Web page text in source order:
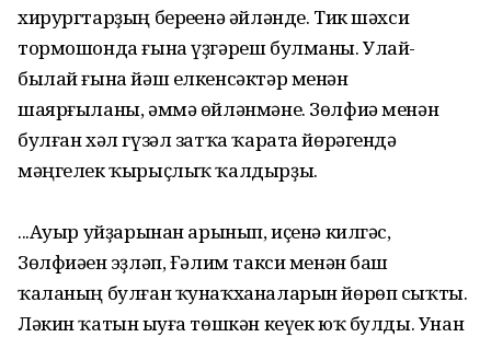
хирургтарҙың береһенә әйләнде. Тик шәхси
тормошонда ғына үҙгәреш булманы. Улай-
былай ғына йәш елкенсәктәр менән
шаярғыланы, әммә өйләнмәне. Зөлфиә менән
булған хәл гүзәл затҡа ҡарата йөрәгендә
мәңгелек ҡырыҫлыҡ ҡалдырҙы.
...Ауыр уйҙарынан арынып, иҫенә килгәс,
Зөлфиәһен эҙләп, Ғәлим такси менән баш
ҡаланың булған ҡунаҡханаларын йөрөп сыҡты.
Ләкин ҡатын һыуға төшкән кеүек юҡ булды. Унан